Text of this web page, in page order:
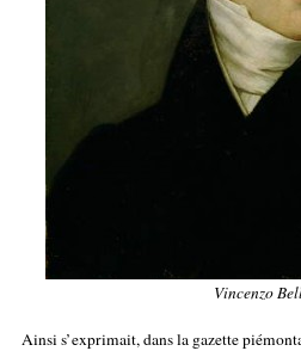
Vincenzo
Ainsi s’exprimait, dans la gazette